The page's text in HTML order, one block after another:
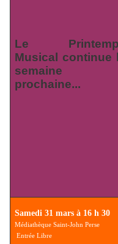
Le
Musical continue
semaine
prochaine...
Samedi 31 mars à 16 h 30
Médiathèque Saint-John Perse
Entrée Libre